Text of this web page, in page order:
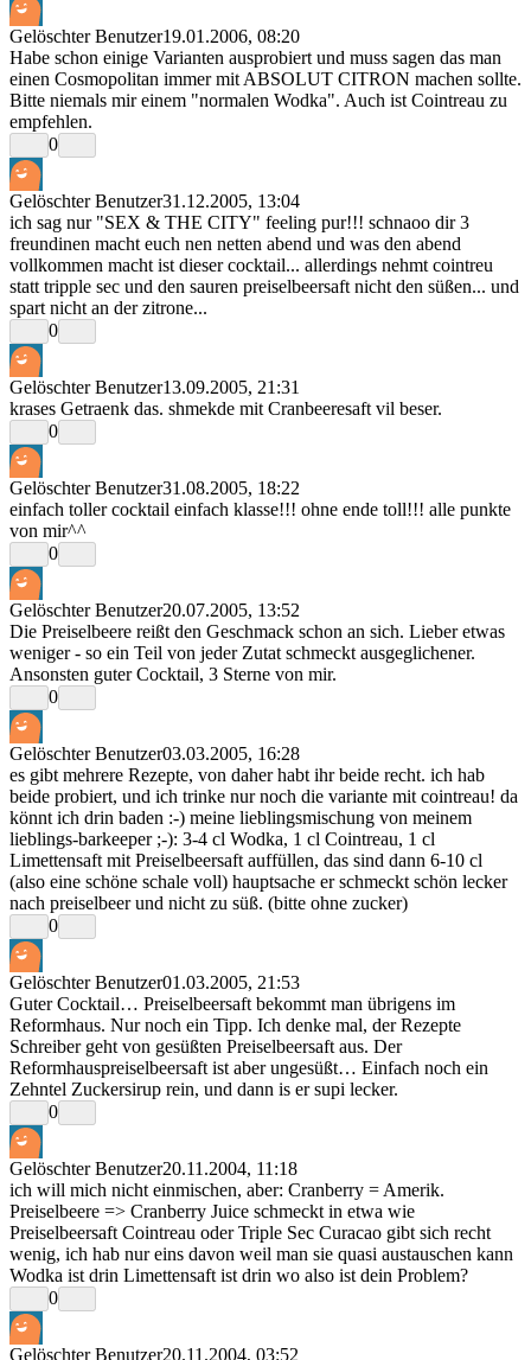
Gelöschter Benutzer19.01.2006, 08:20
Habe schon einige Varianten ausprobiert und muss sagen das man
einen Cosmopolitan immer mit ABSOLUT CITRON machen sollte.
Bitte niemals mir einem "normalen Wodka". Auch ist Cointreau zu
empfehlen.
0
Gelöschter Benutzer31.12.2005, 13:04
ich sag nur "SEX & THE CITY" feeling pur!!! schnaoo dir 3
freundinen macht euch nen netten abend und was den abend
vollkommen macht ist dieser cocktail... allerdings nehmt cointreu
statt tripple sec und den sauren preiselbeersaft nicht den süßen... und
spart nicht an der zitrone...
0
Gelöschter Benutzer13.09.2005, 21:31
krases Getraenk das. shmekde mit Cranbeeresaft vil beser.
0
Gelöschter Benutzer31.08.2005, 18:22
einfach toller cocktail einfach klasse!!! ohne ende toll!!! alle punkte
von mir^^
0
Gelöschter Benutzer20.07.2005, 13:52
Die Preiselbeere reißt den Geschmack schon an sich. Lieber etwas
weniger - so ein Teil von jeder Zutat schmeckt ausgeglichener.
Ansonsten guter Cocktail, 3 Sterne von mir.
0
Gelöschter Benutzer03.03.2005, 16:28
es gibt mehrere Rezepte, von daher habt ihr beide recht. ich hab
beide probiert, und ich trinke nur noch die variante mit cointreau! da
könnt ich drin baden :-) meine lieblingsmischung von meinem
lieblings-barkeeper ;-): 3-4 cl Wodka, 1 cl Cointreau, 1 cl
Limettensaft mit Preiselbeersaft auffüllen, das sind dann 6-10 cl
(also eine schöne schale voll) hauptsache er schmeckt schön lecker
nach preiselbeer und nicht zu süß. (bitte ohne zucker)
0
Gelöschter Benutzer01.03.2005, 21:53
Guter Cocktail… Preiselbeersaft bekommt man übrigens im
Reformhaus. Nur noch ein Tipp. Ich denke mal, der Rezepte
Schreiber geht von gesüßten Preiselbeersaft aus. Der
Reformhauspreiselbeersaft ist aber ungesüßt… Einfach noch ein
Zehntel Zuckersirup rein, und dann is er supi lecker.
0
Gelöschter Benutzer20.11.2004, 11:18
ich will mich nicht einmischen, aber: Cranberry = Amerik.
Preiselbeere => Cranberry Juice schmeckt in etwa wie
Preiselbeersaft Cointreau oder Triple Sec Curacao gibt sich recht
wenig, ich hab nur eins davon weil man sie quasi austauschen kann
Wodka ist drin Limettensaft ist drin wo also ist dein Problem?
0
Gelöschter Benutzer20.11.2004, 03:52